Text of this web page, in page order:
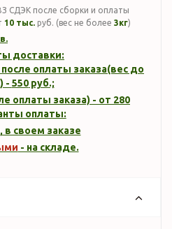
СДЭК после сборки и оплаты
10 тыс. руб. (вес не более 3кг)
доставки:
оплаты заказа(вес до
) - 550руб.;
оплаты заказа) - от 280
оплаты:
в своем заказе
- на складе.